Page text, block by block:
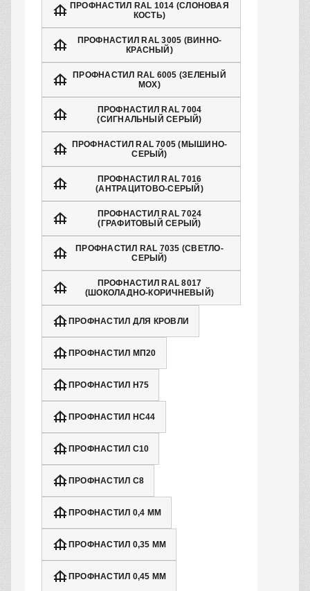
ПРОФНАСТИЛ RAL 1014 (СЛОНОВАЯ
КОСТЬ)
ПРОФНАСТИЛ RAL 3005 (ВИННО-
КРАСНЫЙ)
ПРОФНАСТИЛ RAL 6005 (ЗЕЛЕНЫЙ
МОХ)
ПРОФНАСТИЛ RAL 7004
(СИГНАЛЬНЫЙ СЕРЫЙ)
ПРОФНАСТИЛ RAL 7005 (МЫШИНО-
СЕРЫЙ)
ПРОФНАСТИЛ RAL 7016
(АНТРАЦИТОВО-СЕРЫЙ)
ПРОФНАСТИЛ RAL 7024
(ГРАФИТОВЫЙ СЕРЫЙ)
ПРОФНАСТИЛ RAL 7035 (СВЕТЛО-
СЕРЫЙ)
ПРОФНАСТИЛ RAL 8017
(ШОКОЛАДНО-КОРИЧНЕВЫЙ)
ПРОФНАСТИЛ ДЛЯ КРОВЛИ
ПРОФНАСТИЛ МП20
ПРОФНАСТИЛ Н75
ПРОФНАСТИЛ НС44
ПРОФНАСТИЛ С10
ПРОФНАСТИЛ С8
ПРОФНАСТИЛ 0,4 ММ
ПРОФНАСТИЛ 0,35 ММ
ПРОФНАСТИЛ 0,45 ММ